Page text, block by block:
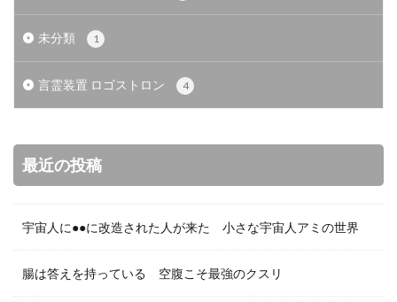
未分類 1
言霊装置 ロゴストロン 4
最近の投稿
宇宙人に●●に改造された人が来た 小さな宇宙人アミの世界
腸は答えを持っている 空腹こそ最強のクスリ